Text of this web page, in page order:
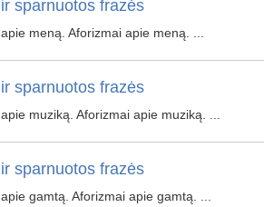
ir sparnuotos frazės
apie meną. Aforizmai apie meną. ...
ir sparnuotos frazės
apie muziką. Aforizmai apie muziką. ...
ir sparnuotos frazės
apie gamtą. Aforizmai apie gamtą. ...